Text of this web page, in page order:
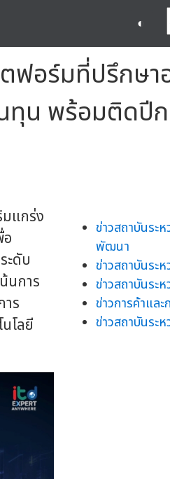
◐
ฟอร์มที่ปรึกษา
ทุน พร้อมติดปี
แกร่ง
ะดับ
นการ
ร
โลยี
ข่าวสถาบันระ
พัฒนา
ข่าวสถาบันระ
ข่าวสถาบันระห
ข่าวการค้าแล
ข่าวสถาบันระห